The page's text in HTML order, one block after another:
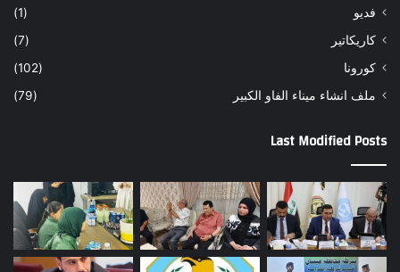
فديو
(1)
كاريكاتير
(7)
كورونا
(102)
ملف انشاء ميناء الفاو الكبير
(79)
Last Modified Posts